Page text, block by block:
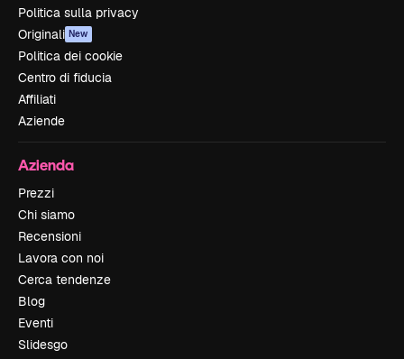
Politica sulla privacy
Originali New
Politica dei cookie
Centro di fiducia
Affiliati
Aziende
Azienda
Prezzi
Chi siamo
Recensioni
Lavora con noi
Cerca tendenze
Blog
Eventi
Slidesgo